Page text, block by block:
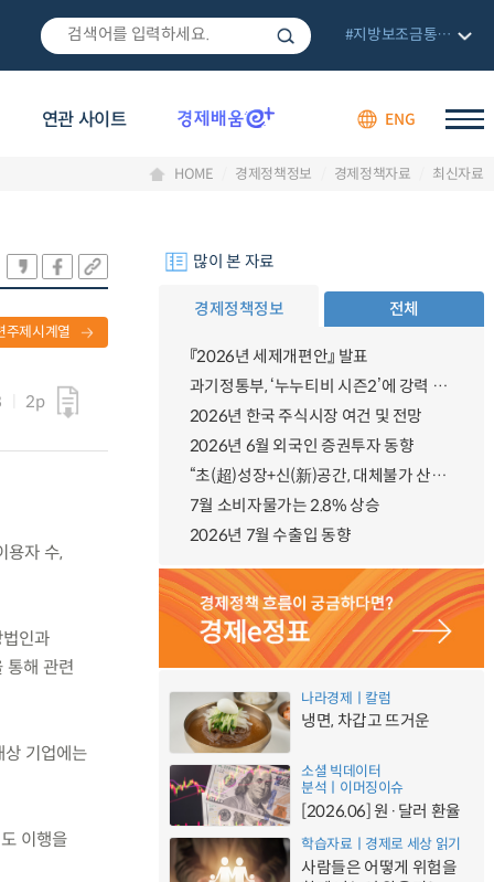
연관 사이트 ENG
#지방보조금통합관리망
HOME 경제정책정보 경제정책자료 최신자료
2p
주제시계열
용자 수,
인과
통해 관련
기업에는
이행을
많이 본 자료
경제정책정보 전체
『2026년 세제개편안』 발표
과기정통부, ‘누누티비 시즌2’에 강력 대응 의지 밝혀
2026년 한국 주식시장 여건 및 전망
2026년 6월 외국인 증권투자 동향
“초(超)성장+신(新)공간, 대체불가 산업강국”
7월 소비자물가는 2.8% 상승
2026년 7월 수출입 동향
나라경제ㅣ칼럼
냉면, 차갑고 뜨거운
소셜 빅데이터
분석ㅣ이머징이슈
[2026.06] 원·달러 환율
학습자료ㅣ경제로 세상 읽기
사람들은 어떻게 위험을